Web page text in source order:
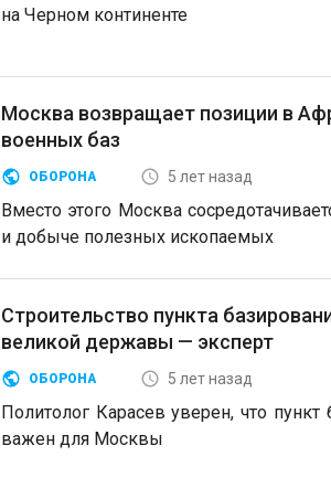
на Черном континенте
Москва возвращает позиции в
военных баз
ОБОРОНА 5 лет назад
Вместо этого Москва
и добыче полезных ископаемых
Строительство пункта
великой державы — эксперт
ОБОРОНА 5 лет назад
Политолог Карасев уверен, что
важен для Москвы